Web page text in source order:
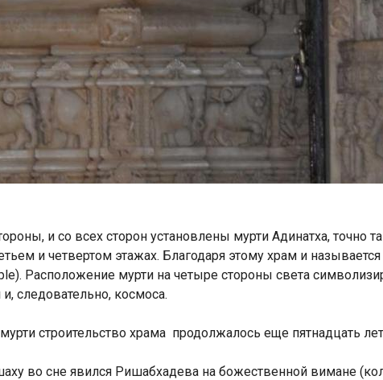
и со всех сторон установлены мурти Адинатха, точно
и четвертом этажах. Благодаря этому храм и
Расположение мурти на четыре стороны света
следовательно, космоса.
строительство храма продолжалось еще пятнадцать
во сне явился Ришабхадева на божественной вимане